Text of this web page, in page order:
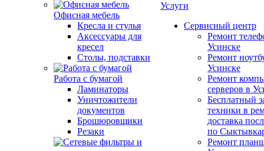
Офисная мебель
Кресла и стулья
Аксессуары для
кресел
Столы, подставки
Работа с бумагой
Ламинаторы
Уничтожители
документов
Брошюровщики
Резаки
Услуги
Сервисный центр
Ремонт
Усинске
Ремонт
Усинске
Ремонт
серверов в
Бесплатный
техники в
доставка
по
Ремонт